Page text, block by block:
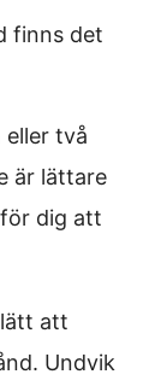
finns det
eller två
är lättare
dig att
att
Undvik